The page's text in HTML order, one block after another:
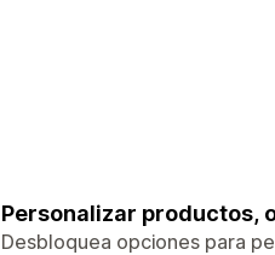
Personalizar productos,
Desbloquea opciones para